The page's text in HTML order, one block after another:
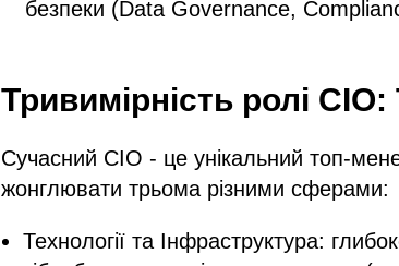
безпеки (Data Governance,
Тривимірність ролі
Сучасний CIO - це унікальний топ-
жонглювати трьома різними сферами:
Технології та Інфраструктура: